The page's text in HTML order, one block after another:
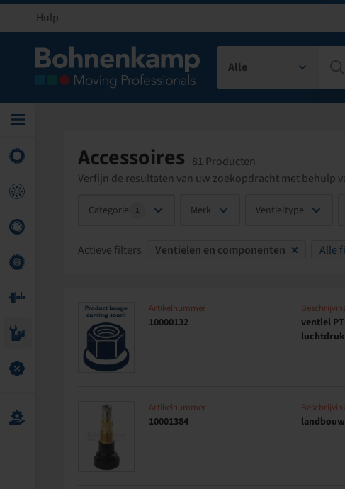
Hulp
Alle
Accessoires 81 Producten
Verfijn de resultaten van uw zoekopdracht met behulp
Categorie 1 Merk Ventieltype
Actieve filters Ventielen en componenten Alle
Artikelnummer
10000132
ventiel
Artikelnummer
10001384